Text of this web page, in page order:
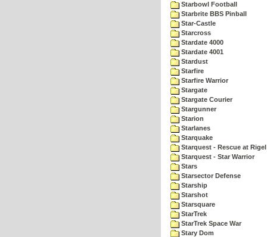
Starbowl Football
Starbrite BBS Pinball
Star-Castle
Starcross
Stardate 4000
Stardate 4001
Stardust
Starfire
Starfire Warrior
Stargate
Stargate Courier
Stargunner
Starion
Starlanes
Starquake
Starquest - Rescue at Rigel
Starquest - Star Warrior
Stars
Starsector Defense
Starship
Starshot
Starsquare
StarTrek
StarTrek Space War
Stary Dom